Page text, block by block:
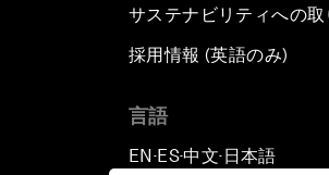
サステナビリティへの取
採用情報 (英語のみ)
言語
EN ▪ ES▪中文▪ 日本語